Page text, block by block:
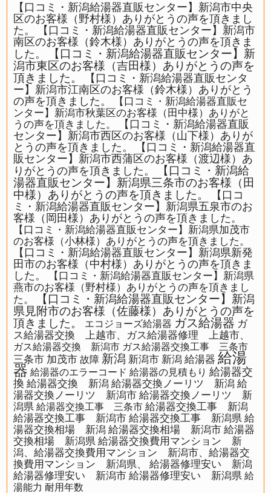
【口コミ・新潟給湯器直販センター】新潟市中央
区のお客様（野村様）ありがとうの声を頂きまし
た。
【口コミ・新潟給湯器直販センター】新潟市
南区のお客様（鈴木様）ありがとうの声を頂きま
した。
【口コミ・新潟給湯器直販センター】新
潟市東区のお客様（吉田様）ありがとうの声を
頂きました。
【口コミ・新潟給湯器直販センタ
ー】新潟市江南区のお客様（鈴木様）ありがとう
の声を頂きました。
【口コミ・新潟給湯器直販セ
ンター】新潟市秋葉区のお客様（田中様）ありがと
うの声を頂きました。
【口コミ・新潟給湯器直販
センター】新潟市西区のお客様（山下様）ありが
とうの声を頂きました。
【口コミ・新潟給湯器直
販センター】新潟市西蒲区のお客様（渡辺様）あ
りがとうの声を頂きました。
【口コミ・新潟給
湯器直販センター】新潟県三条市のお客様（田
中様）ありがとうの声を頂きました。
【口コ
ミ・新潟給湯器直販センター】新潟県五泉市のお
客様（岡田様）ありがとうの声を頂きました。
【口コミ・新潟給湯器直販センター】新潟県加茂市
のお客様（小林様）ありがとうの声を頂きました。
【口コミ・新潟給湯器直販センター】新潟県新発
田市のお客様（中村様）ありがとうの声を頂きま
した。
【口コミ・新潟給湯器直販センター】新潟県
燕市のお客様（野村様）ありがとうの声を頂きまし
た。
【口コミ・新潟給湯器直販センター】新潟
県見附市のお客様（佐藤様）ありがとうの声を
頂きました。
エコジョーズ給湯器 ガス給湯器 ガ
ス給湯器交換 上越市、ガス給湯器修理 上越市、
ガス給湯器交換 新潟市 ガス給湯器交換工事 三条市
三条市 加茂市 故障 新潟 新潟市 新潟 給湯器 給湯
器 給湯器のエラーコード 給湯器の見積もり 給湯器交
換 給湯器交換 新潟 給湯器交換ノーリツ 新潟 給
湯器交換ノーリツ 新潟市 給湯器交換ノーリツ 新
潟県 給湯器交換工事 三条市 給湯器交換工事 新潟
給湯器交換工事 新潟市 給湯器交換工事 新潟県 給
湯器交換相場 新潟 給湯器交換相場 新潟市 給湯器
交換相場 新潟県 給湯器交換費用マンション 新
潟、給湯器交換費用マンション 新潟市、給湯器交
換費用マンション 新潟県、
給湯器修理安い 新潟
給湯器修理安い 新潟市 給湯器修理安い 新潟県 給
湯能力 耐用年数